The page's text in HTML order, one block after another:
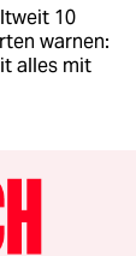
10
warnen:
alles mit